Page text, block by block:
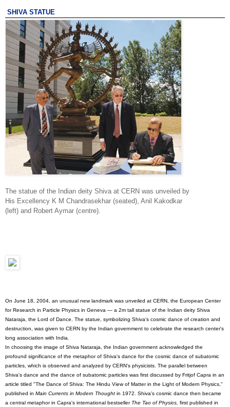
SHIVA STATUE
The statue of the Indian deity Shiva at CERN was unveiled by
His Excellency K M Chandrasekhar (seated), Anil Kakodkar
(left) and Robert Aymar (centre).
On June 18, 2004, an unusual new landmark was unveiled at CERN, the European Center
for Research in Particle Physics in Geneva — a 2m tall statue of the Indian deity Shiva
Nataraja, the Lord of Dance. The statue, symbolizing Shiva's cosmic dance of creation and
destruction, was given to CERN by the Indian government to celebrate the research center's
long association with India.
In choosing the image of Shiva Nataraja, the Indian government acknowledged the
profound significance of the metaphor of Shiva's dance for the cosmic dance of subatomic
particles, which is observed and analyzed by CERN's physicists. The parallel between
Shiva's dance and the dance of subatomic particles was first discussed by Fritjof Capra in an
article titled "The Dance of Shiva: The Hindu View of Matter in the Light of Modern Physics,"
published in Main Currents in Modern Thought in 1972. Shiva's cosmic dance then became
a central metaphor in Capra's international bestseller The Tao of Physics, first published in